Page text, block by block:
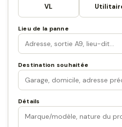
VL
Lieu de la panne
Destination souhaitée
Détails